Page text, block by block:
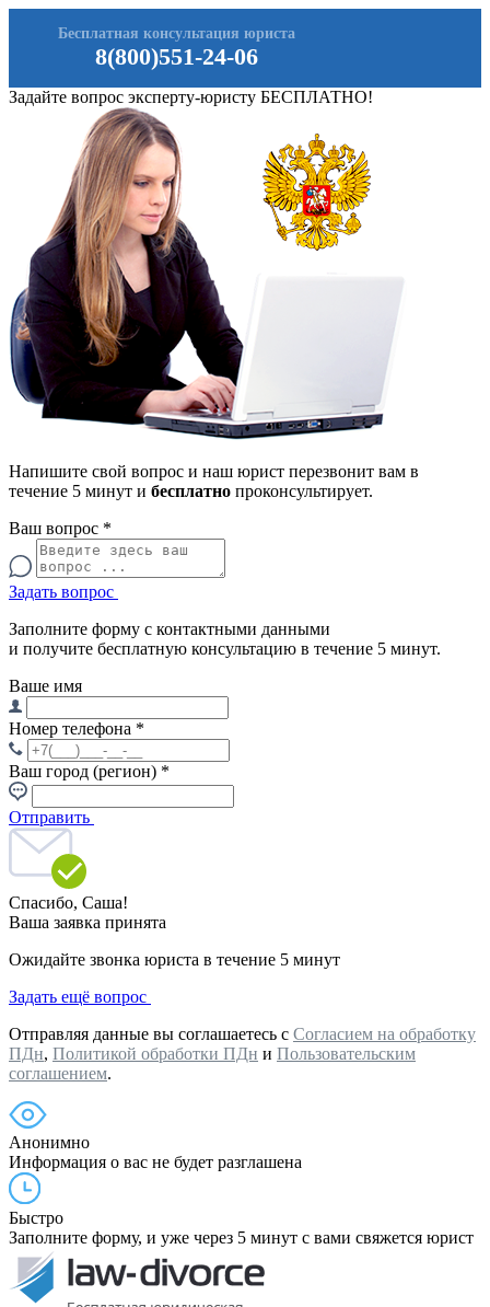
8(800)551-24-06
Бесплатная консультация юриста
Задайте вопрос эксперту-юристу БЕСПЛАТНО!
Напишите свой вопрос и наш юрист перезвонит вам в
течение 5 минут и бесплатно проконсультирует.
Ваш вопрос *
Задать вопрос
Заполните форму с контактными данными
и получите бесплатную консультацию в течение 5 минут.
Ваше имя
Номер телефона *
Ваш город (регион) *
Отправить
Спасибо, Саша!
Ваша заявка принята
Ожидайте звонка юриста в течение 5 минут
Задать ещё вопрос
Отправляя данные вы соглашаетесь с Согласием на обработку
ПДн, Политикой обработки ПДн и Пользовательским
соглашением.
Анонимно
Информация о вас не будет разглашена
Быстро
Заполните форму, и уже через 5 минут с вами свяжется юрист